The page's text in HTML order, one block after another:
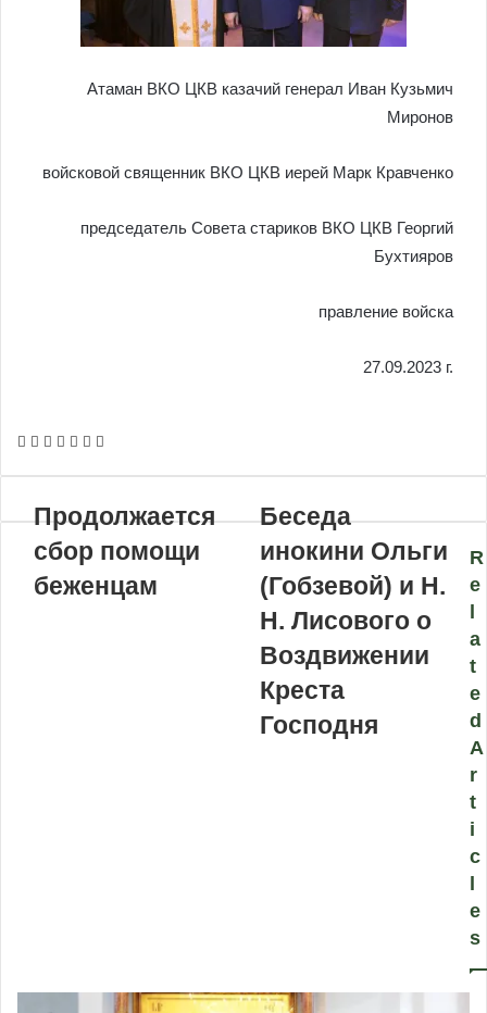
Атаман ВКО ЦКВ казачий генерал Иван Кузьмич
Миронов
войсковой священник ВКО ЦКВ иерей Марк Кравченко
председатель Совета стариков ВКО ЦКВ Георгий
Бухтияров
правление войска
27.09.2023 г.
VKontakte
Odnoklassniki
WhatsApp
Telegram
ViberПоделиться
Продолжается
сбор помощи
беженцам
Беседа
инокини Ольги
(Гобзевой) и Н.
Н. Лисового о
Воздвижении
Креста
Господня
R
e
l
a
t
e
d
A
r
t
i
c
l
e
s